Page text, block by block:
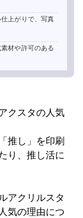
上がりで、写真
材や許可のある
クスタの人気
推し」を印刷
り、推し活に
アクリルスタ
気の理由につ